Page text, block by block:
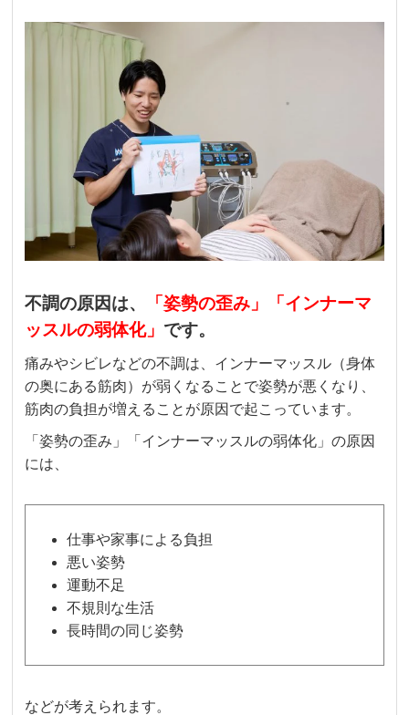
不調の原因は、
「姿勢の歪み」「インナーマ
ッスルの弱体化」 です。
痛みやシビレなどの不調は、インナーマッスル（身体
の奥にある筋肉）が弱くなることで姿勢が悪くなり、
筋肉の負担が増えることが原因で起こっています。
「姿勢の歪み」「インナーマッスルの弱体化」の原因
には、
仕事や家事による負担
悪い姿勢
運動不足
不規則な生活
長時間の同じ姿勢
などが考えられます。